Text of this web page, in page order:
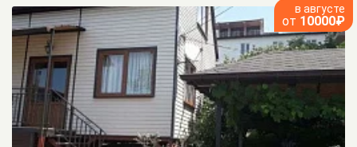
в августе
от 10000₽